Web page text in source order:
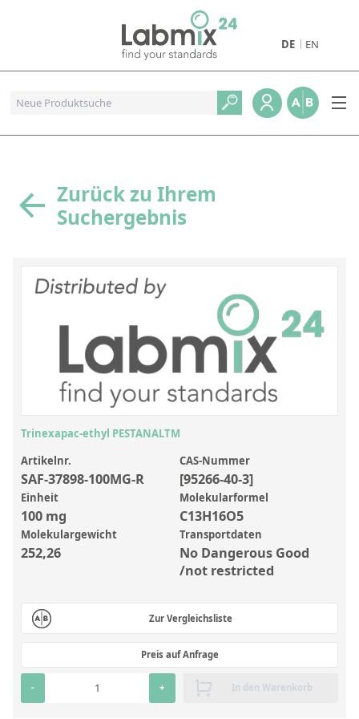
DE EN
Referenzstandards für die Industrie und Geologie
Referenzstandards für die Umweltanalytik
Referenzstandards für physikalische Eigenschaften
Organische Referenzstandards
Anorganische Referenzstandards
Laborvergleichsuntersuchungen (LVU/PT)
Laborbedarf und Verbrauchsmaterialien
Custom-Made
Übersicht: Kundenspezifische Standards
Anorganische wässrige Kundenmischungen
Elementstandards in Öl
Metallstandards | Setting Up Samples (SUS)
Kundenspezifische Polymerstandards
Pharmazeutische und organische Kundensynthesen
Zurück zu Ihrem
Suchergebnis
Trinexapac-ethyl PESTANALTM
Artikelnr.
SAF-37898-100MG-R
CAS-Nummer
[95266-40-3]
Einheit
100 mg
Molekularformel
C13H16O5
Molekulargewicht
252,26
Transportdaten
No Dangerous Good
/not restricted
Zur Vergleichsliste
Preis auf Anfrage
- + In den Warenkorb